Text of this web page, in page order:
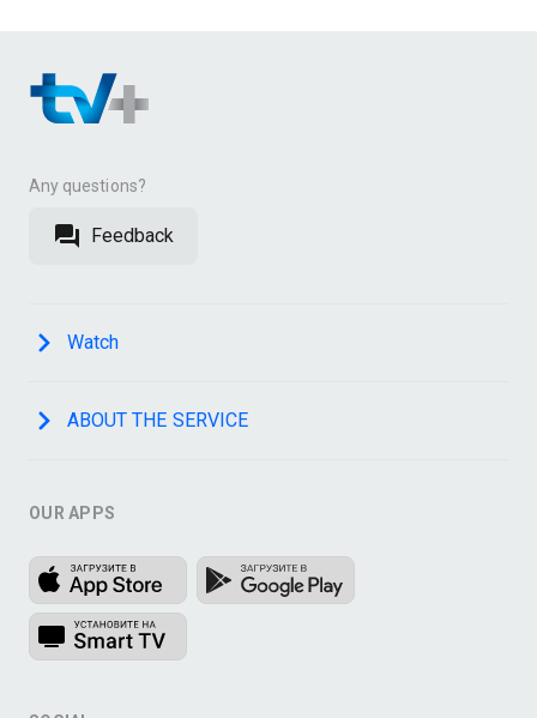
Any questions?
Feedback
Watch
ABOUT THE SERVICE
OUR APPS